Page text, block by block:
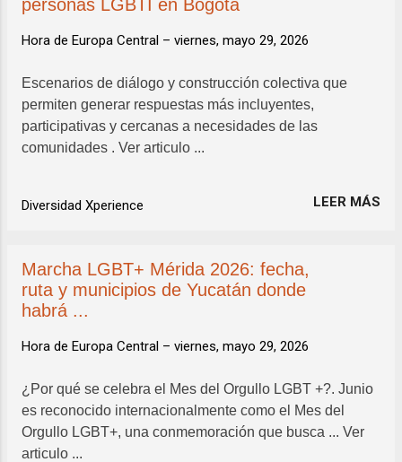
personas LGBTI en Bogotá
Hora de Europa Central – viernes, mayo 29, 2026
Escenarios de diálogo y construcción colectiva que
permiten generar respuestas más incluyentes,
participativas y cercanas a necesidades de las
comunidades . Ver articulo ...
Diversidad Xperience LEER MÁS
Marcha LGBT+ Mérida 2026: fecha,
ruta y municipios de Yucatán donde
habrá ...
Hora de Europa Central – viernes, mayo 29, 2026
¿Por qué se celebra el Mes del Orgullo LGBT +?. Junio
es reconocido internacionalmente como el Mes del
Orgullo LGBT+, una conmemoración que busca ... Ver
articulo ...